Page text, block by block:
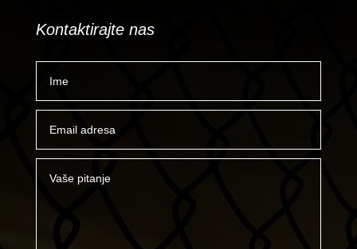
Kontaktirajte nas